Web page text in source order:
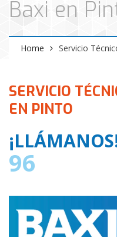
Baxi en
Home Servicio
SERVICIO
EN PINTO
96